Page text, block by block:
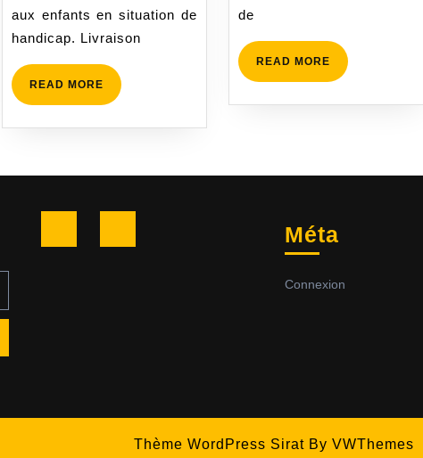
aux enfants en situation de
handicap. Livraison
READ MORE READ
MORE
de
READ MOREREAD
MORE
Méta
Connexion
Thème WordPress Sirat By VWThemes